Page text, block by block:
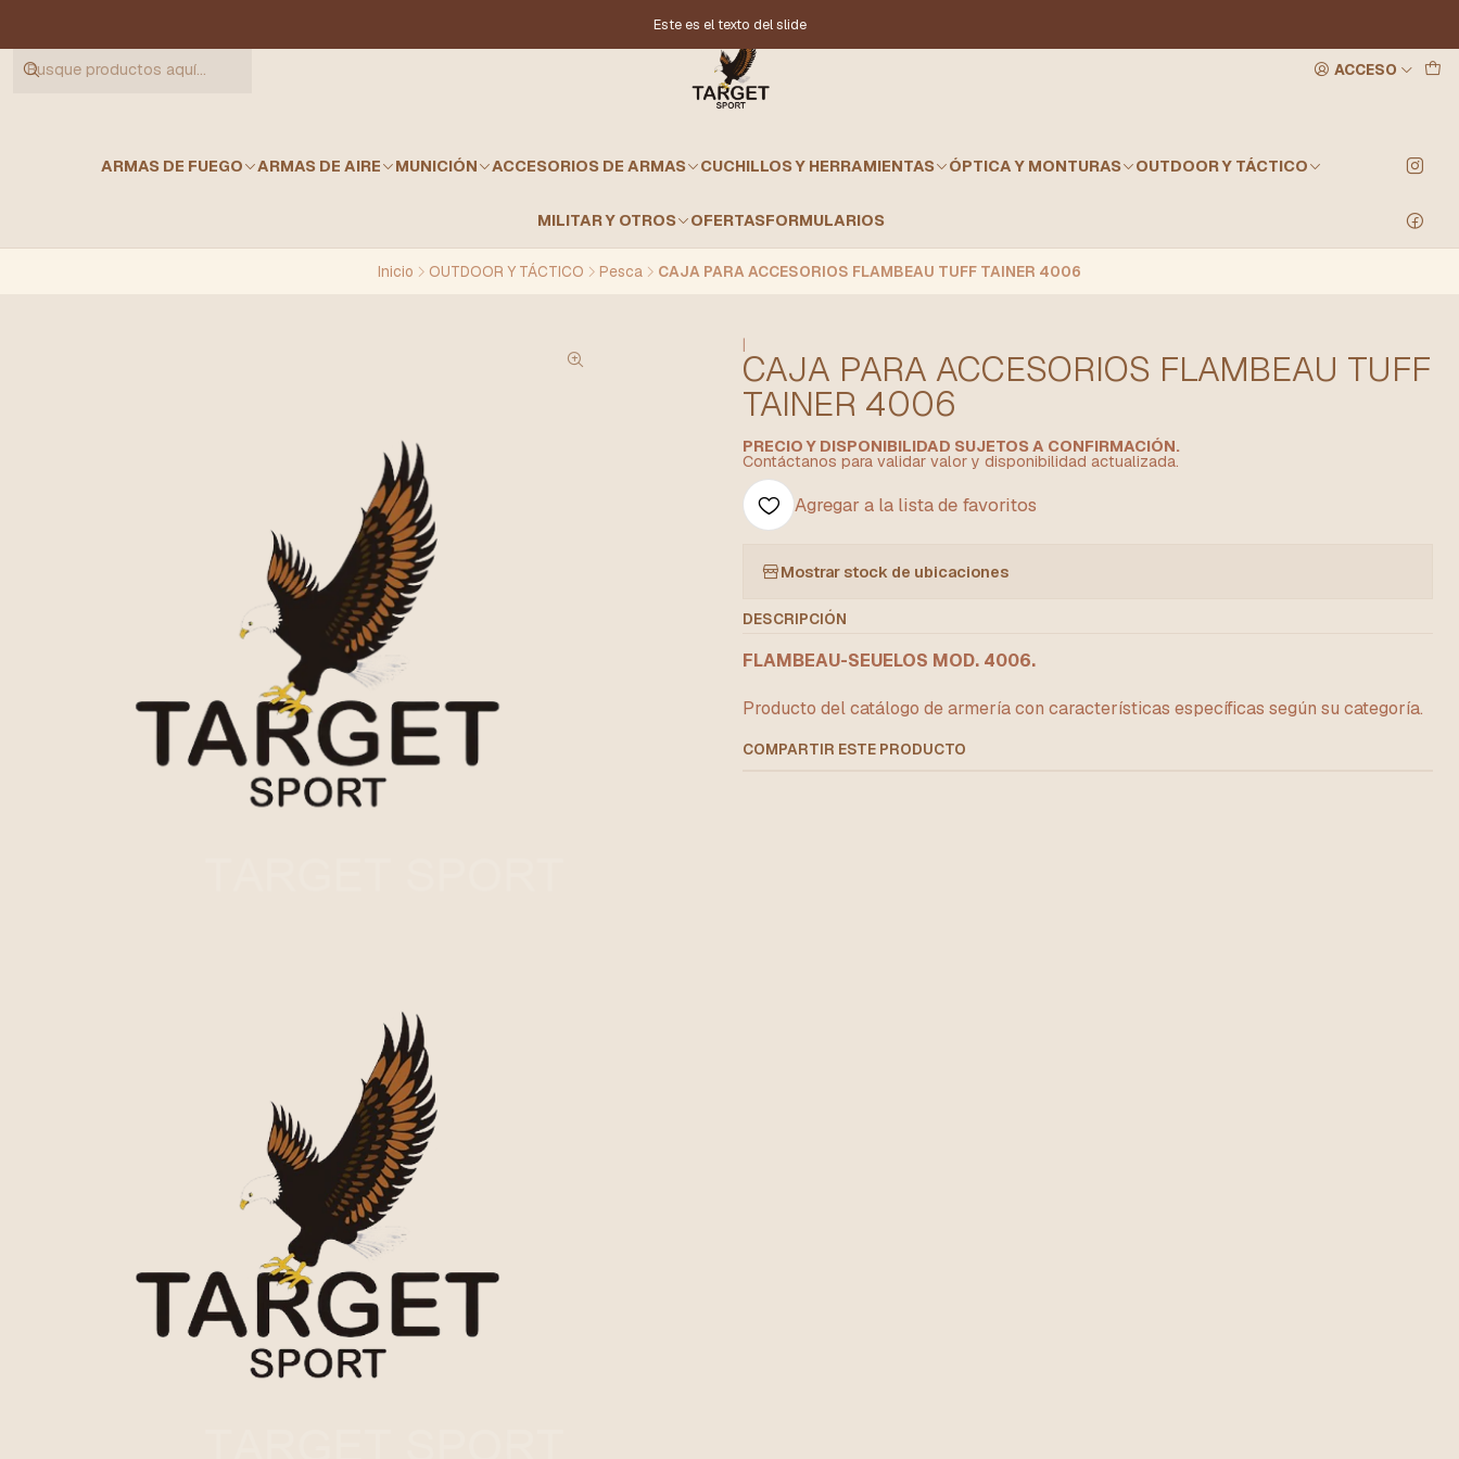
ACCESO
ARMAS DE FUEGO ARMAS DE AIRE MUNICIÓN ACCESORIOS DE ARMAS CUCHILLOS Y HERRAMIENTAS ÓPTICA Y MONTURAS OUTDOOR Y TÁCTICO
MILITAR Y OTROS OFERTASFORMULARIOS
Este es el texto del slide
Inicio OUTDOOR Y TÁCTICO Pesca CAJA PARA ACCESORIOS FLAMBEAU TUFF TAINER 4006
|
CAJA PARA ACCESORIOS FLAMBEAU TUFF
TAINER 4006
PRECIO Y DISPONIBILIDAD SUJETOS A CONFIRMACIÓN.
Contáctanos para validar valor y disponibilidad actualizada.
Agregar a la lista de favoritos
Mostrar stock de ubicaciones
DESCRIPCIÓN
FLAMBEAU-SEUELOS MOD. 4006.
Producto del catálogo de armería con características específicas según su categoría.
COMPARTIR ESTE PRODUCTO